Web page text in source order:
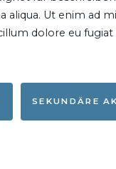
aliqua. Ut enim ad
dolore eu
SEKUNDÄRE